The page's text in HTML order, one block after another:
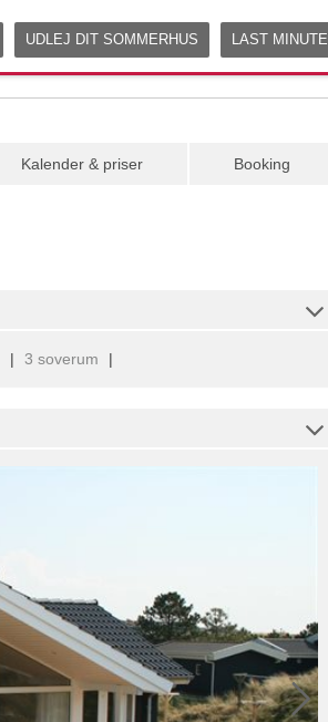
UDLEJ DIT SOMMERHUS LAST MINUTE
Kalender & priser Booking
| 3 soverum |